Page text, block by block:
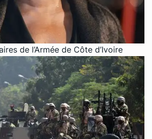
de l’Armée de Côte d’Ivoire